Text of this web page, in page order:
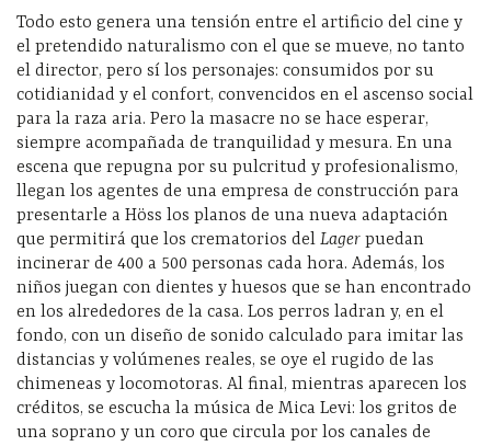
Todo esto genera una tensión entre el artificio del cine y
el pretendido naturalismo con el que se mueve, no tanto
el director, pero sí los personajes: consumidos por su
cotidianidad y el confort, convencidos en el ascenso social
para la raza aria. Pero la masacre no se hace esperar,
siempre acompañada de tranquilidad y mesura. En una
escena que repugna por su pulcritud y profesionalismo,
llegan los agentes de una empresa de construcción para
presentarle a Höss los planos de una nueva adaptación
que permitirá que los crematorios del Lager puedan
incinerar de 400 a 500 personas cada hora. Además, los
niños juegan con dientes y huesos que se han encontrado
en los alrededores de la casa. Los perros ladran y, en el
fondo, con un diseño de sonido calculado para imitar las
distancias y volúmenes reales, se oye el rugido de las
chimeneas y locomotoras. Al final, mientras aparecen los
créditos, se escucha la música de Mica Levi: los gritos de
una soprano y un coro que circula por los canales de